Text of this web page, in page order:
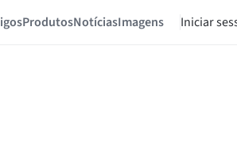
ProdutosNotíciasImagens Iniciar